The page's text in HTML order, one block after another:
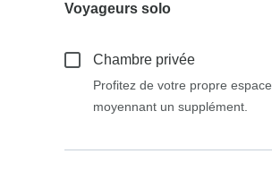
Voyageurs solo
Chambre privée
Profitez de votre propre espace
moyennant un supplément.